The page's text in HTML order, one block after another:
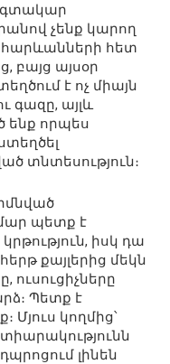
չենք կարող
հարևանների հետ
բայց այսօր
է ոչ միայն
գազը, այլև
ենք որպես
տնտեսություն։
պետք է
իսկ դա
քայլերից մեկն
ուսուցիչները
Պետք է
Մյուս կողմից՝
լինեն